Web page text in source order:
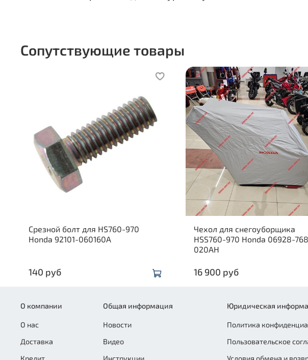
Сопутствующие товары
Срезной болт для HS760-970
Honda 92101-060160A
140 руб
Чехол для снегоуборщика
HSS760-970 Honda 06928-
020AH
16 900 руб
О компании
О нас
Доставка
Кредит
Общая информация
Новости
Видео
Инструкции
Юридическая
Политика
Пользовательское
Условия обмена и